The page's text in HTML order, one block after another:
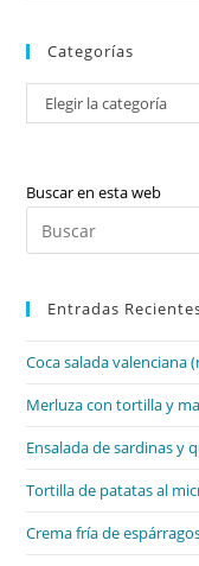
Categorías
Categorías
Elegir la categoría
Buscar en esta web
Entradas
Coca salada valenciana
Merluza con tortilla y
Ensalada de sardinas y
Tortilla de patatas al
Crema fría de